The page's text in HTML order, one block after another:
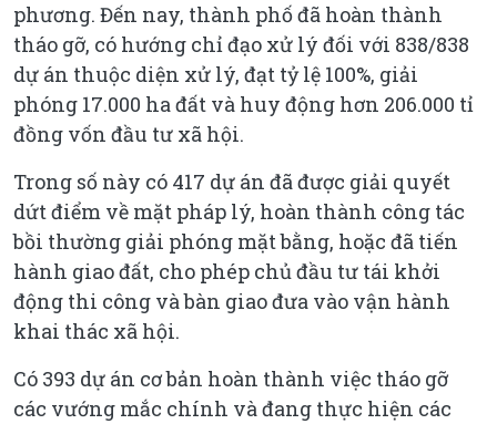
phương. Đến nay, thành phố đã hoàn thành
tháo gỡ, có hướng chỉ đạo xử lý đối với 838/838
dự án thuộc diện xử lý, đạt tỷ lệ 100%, giải
phóng 17.000 ha đất và huy động hơn 206.000 tỉ
đồng vốn đầu tư xã hội.
Trong số này có 417 dự án đã được giải quyết
dứt điểm về mặt pháp lý, hoàn thành công tác
bồi thường giải phóng mặt bằng, hoặc đã tiến
hành giao đất, cho phép chủ đầu tư tái khởi
động thi công và bàn giao đưa vào vận hành
khai thác xã hội.
Có 393 dự án cơ bản hoàn thành việc tháo gỡ
các vướng mắc chính và đang thực hiện các